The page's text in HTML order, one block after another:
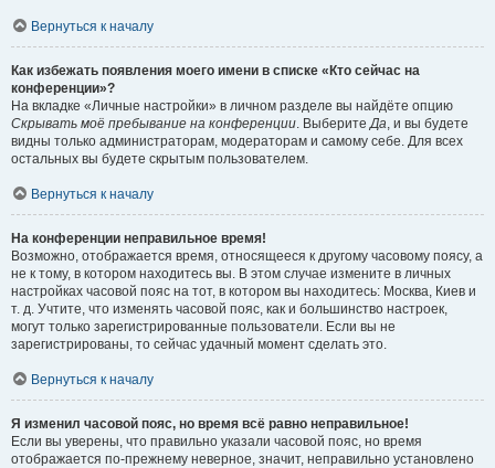
Вернуться к началу
Как избежать появления моего имени в списке «Кто сейчас на
конференции»?
На вкладке «Личные настройки» в личном разделе вы найдёте опцию
Скрывать моё пребывание на конференции. ВыберитеДа, и вы будете
видны только администраторам, модераторам и самому себе. Для всех
остальных вы будете скрытым пользователем.
Вернуться к началу
На конференции неправильное время!
Возможно, отображается время, относящееся к другому часовому поясу, а
не к тому, в котором находитесь вы. В этом случае измените в личных
настройках часовой пояс на тот, в котором вы находитесь: Москва, Киев и
т. д. Учтите, что изменять часовой пояс, как и большинство настроек,
могут только зарегистрированные пользователи. Если вы не
зарегистрированы, то сейчас удачный момент сделать это.
Вернуться к началу
Я изменил часовой пояс, но время всё равно неправильное!
Если вы уверены, что правильно указали часовой пояс, но время
отображается по-прежнему неверное, значит, неправильно установлено